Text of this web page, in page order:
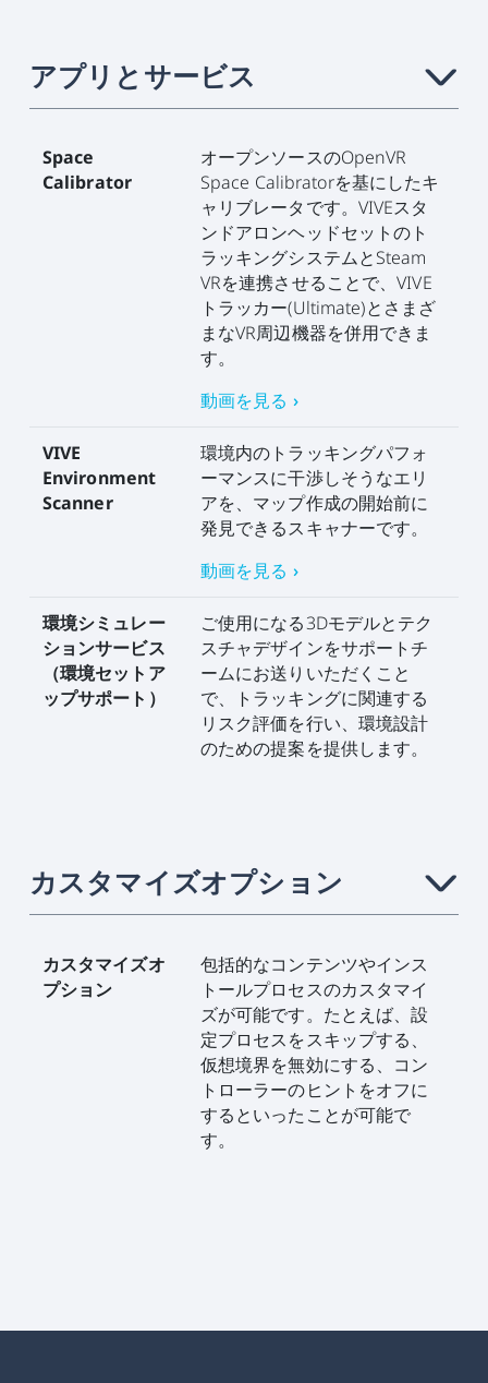
アプリとサービス ›
Space
Calibrator
オープンソースのOpenVR
Space Calibratorを基にしたキ
ャリブレータです。VIVEスタ
ンドアロンヘッドセットのト
ラッキングシステムとSteam
VRを連携させることで、VIVE
トラッカー(Ultimate)とさまざ
まなVR周辺機器を併用できま
す。
動画を見る ›
VIVE
Environment
Scanner
環境内のトラッキングパフォ
ーマンスに干渉しそうなエリ
アを、マップ作成の開始前に
発見できるスキャナーです。
動画を見る ›
環境シミュレー
ションサービス
（環境セットア
ップサポート）
ご使用になる3Dモデルとテク
スチャデザインをサポートチ
ームにお送りいただくこと
で、トラッキングに関連する
リスク評価を行い、環境設計
のための提案を提供します。
カスタマイズオプション ›
カスタマイズオ
プション
包括的なコンテンツやインス
トールプロセスのカスタマイ
ズが可能です。たとえば、設
定プロセスをスキップする、
仮想境界を無効にする、コン
トローラーのヒントをオフに
するといったことが可能で
す。